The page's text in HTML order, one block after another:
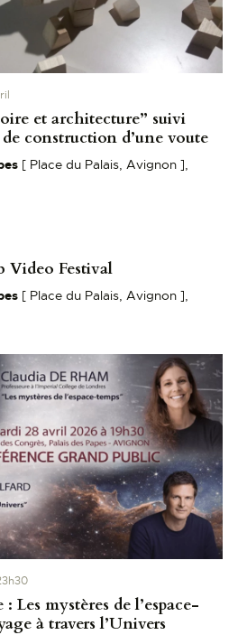
et architecture” suivi
de construction d’une voute​
[ Place du Palais, Avignon ],
Video Festival
[ Place du Palais, Avignon ],
Les mystères de l’espace-
à travers l’Univers